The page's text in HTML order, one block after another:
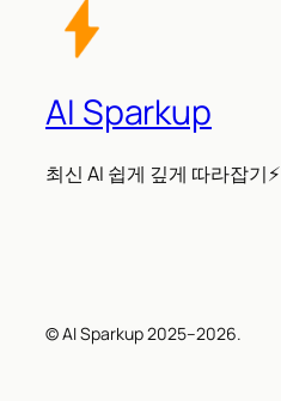
AI Sparkup
최신 AI 쉽게 깊게 따라잡기⚡
© AI Sparkup 2025–2026.